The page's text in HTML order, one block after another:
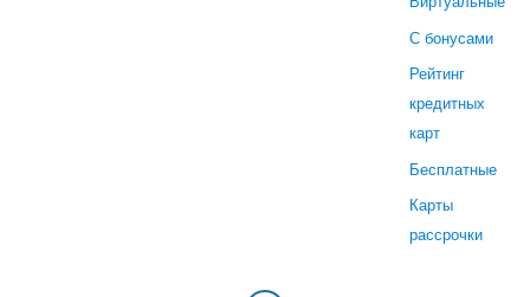
С бонусами
Рейтинг
кредитных
карт
Бесплатные
Карты
рассрочки